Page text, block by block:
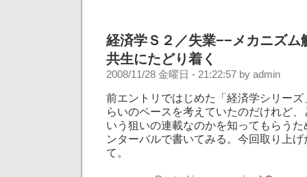
経済学Ｓ２／失業−−メカニズム
共生にたどり着く
2008/11/28 金曜日 - 21:22:57 by admin
前エントリではじめた「経済学シリー
らいのペースを考えていたのだけれど
いう狙いの連載なのかを知ってもらう
ンターバルで書いてみる。今回取り上
て。